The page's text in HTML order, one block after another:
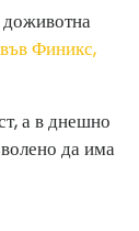
доживотна
Финикс,
а в днешно
да има